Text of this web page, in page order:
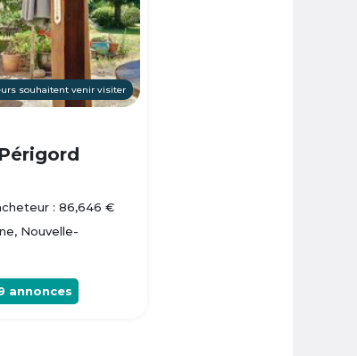
souhaitent venir visiter
: 86,646 €
Nouvelle-
annonces